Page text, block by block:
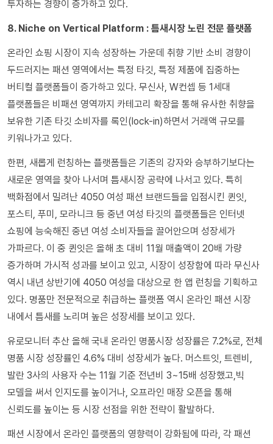
투자하는 경향이 증가하고 있다.
8. Niche on Vertical Platform : 틈새시장 노린 전문 플랫폼
온라인 쇼핑 시장이 지속 성장하는 가운데 취향 기반 소비 경향이
두드러지는 패션 영역에서는 특정 타깃, 특정 제품에 집중하는
버티컬 플랫폼들이 증가하고 있다. 무신사, W컨셉 등 1세대
플랫폼들은 비패션 영역까지 카테고리 확장을 통해 유사한 취향을
보유한 기존 타깃 소비자를 록인(lock-in)하면서 거래액 규모를
키워나가고 있다.
한편, 새롭게 런칭하는 플랫폼들은 기존의 강자와 승부하기보다는
새로운 영역을 찾아 나서며 틈새시장 공략에 나서고 있다. 특히
백화점에서 밀려난 4050 여성 패션 브랜드들을 입점시킨 퀸잇,
포스티, 푸미, 모라니크 등 중년 여성 타깃의 플랫폼들은 인터넷
쇼핑에 능숙해진 중년 여성 소비자들을 끌어안으며 성장세가
가파르다. 이 중 퀸잇은 올해 초 대비 11월 매출액이 20배 가량
증가하며 가시적 성과를 보이고 있고, 시장이 성장함에 따라 무신사
역시 내년 상반기에 4050 여성을 대상으로 한 앱 런칭을 기획하고
있다. 명품만 전문적으로 취급하는 플랫폼 역시 온라인 패션 시장
내에서 틈새를 노리며 높은 성장세를 보이고 있다.
유로모니터 추산 올해 국내 온라인 명품시장 성장률은 7.2%로, 전체
명품 시장 성장률인 4.6% 대비 성장세가 높다. 머스트잇, 트렌비,
발란 3사의 사용자 수는 11월 기준 전년비 3~15배 성장했고,빅
모델을 써서 인지도를 높이거나, 오프라인 매장 오픈을 통해
신뢰도를 높이는 등 시장 선점을 위한 전략이 활발하다.
패션 시장에서 온라인 플랫폼의 영향력이 강화됨에 따라, 각 패션